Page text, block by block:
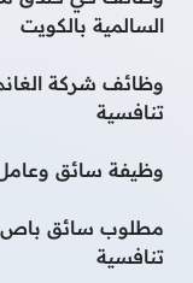
السالمية بالكويت
وظائف شركة
تنافسية
وظيفة سائق
مطلوب سائق باص
تنافسية